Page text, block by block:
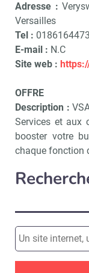
Adresse :
Versailles
Tel : 0186164473
E-mail : N.C
Site web :
OFFRE
Description :
Services et aux
booster votre
chaque fonction